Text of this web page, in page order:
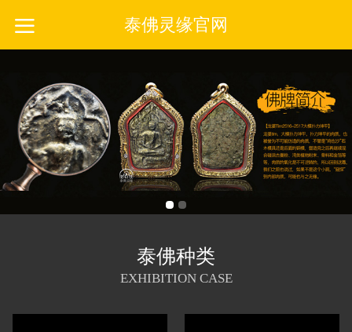
泰佛灵缘官网
泰佛种类
EXHIBITION CASE